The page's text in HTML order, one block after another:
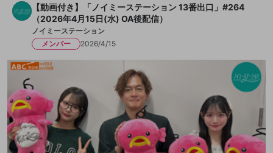
【動画付き】「ノイミーステーション 13番出口」#264
（2026年4月15日(水) OA後配信）
ノイミーステーション
メンバー
2026/4/15